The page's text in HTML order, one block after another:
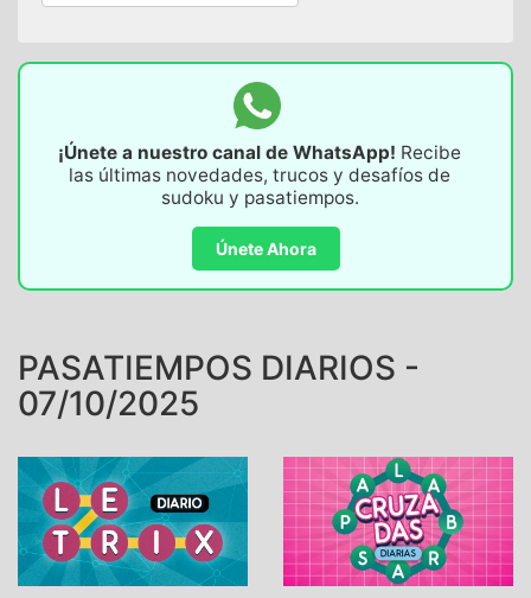
¡Únete a nuestro canal de WhatsApp! Recibe
las últimas novedades, trucos y desafíos de
sudoku y pasatiempos.
Únete Ahora
PASATIEMPOS DIARIOS -
07/10/2025